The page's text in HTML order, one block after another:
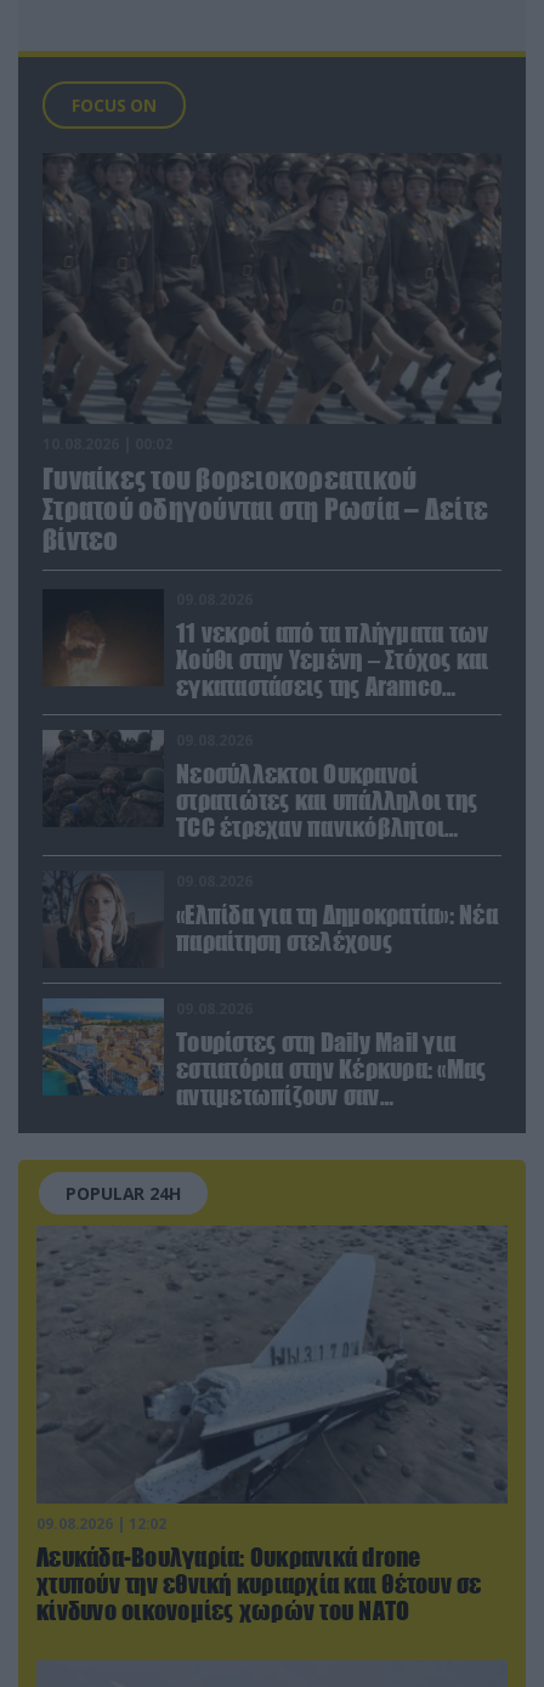
FOCUS ON
Γυναίκες του βορειοκορεατικού
Στρατού οδηγούνται στη Ρωσία – Δείτε
βίντεο
11 νεκροί από τα πλήγματα των
Χούθι στην Υεμένη – Στόχος και
εγκαταστάσεις της Aramco
(βίντεο)
Νεοσύλλεκτοι Ουκρανοί
στρατιώτες και υπάλληλοι της
TCC έτρεχαν πανικόβλητοι
αλλά… εξοντώθηκαν – Δείτε
«Ελπίδα για τη Δημοκρατία»: Νέα
παραίτηση στελέχους
Τουρίστες στη Daily Mail για
εστιατόρια στην Κέρκυρα: «Μας
αντιμετωπίζουν σαν
POPULAR 24H
09.08.2026 | 12:02
Λευκάδα-Βουλγαρία: Ουκρανικά drone
χτυπούν την εθνική κυριαρχία και θέτουν σε
κίνδυνο οικονομίες χωρών του ΝΑΤΟ